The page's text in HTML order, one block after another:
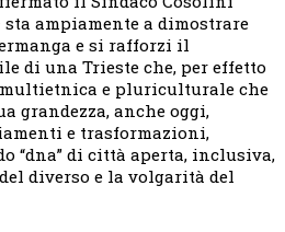
ampiamente a dimostrare
e si rafforzi il
di una Trieste che, per effetto
e pluriculturale che
grandezza, anche oggi,
e trasformazioni,
“dna” di città aperta, inclusiva,
diverso e la volgarità del